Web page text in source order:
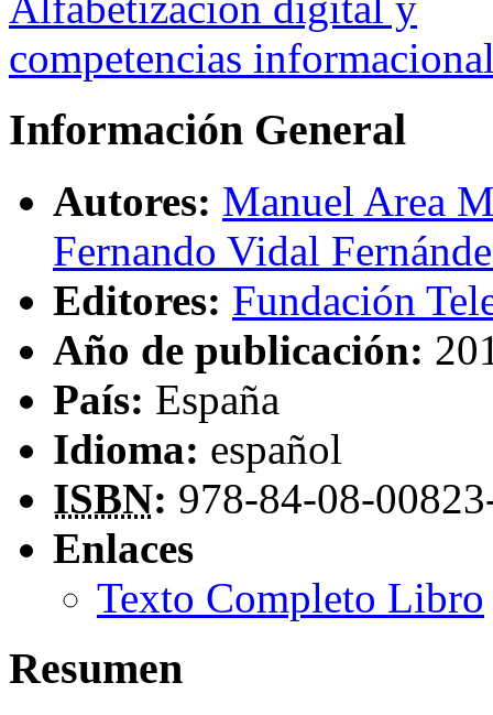
Información General
Autores: Manuel Area
Fernando Vidal
Editores: Fundación
Año de publicación:
País: España
Idioma: español
ISBN: 978-84-08-
Enlaces
Texto Completo Libro
Resumen